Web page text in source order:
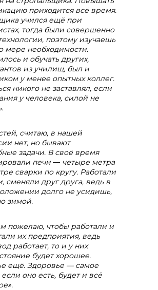
приходится всё время.
учился ещё при
тогда были совершенно
поэтому изучаешь
мере необходимости.
и обучать других,
из училищ, был и
у менее опытных коллег.
никого не заставлял, если
у человека, силой не
считаю, в нашей
нет, но бывают
задачи. В своё время
печи — четыре метра
сварки по кругу. Работали
сменяли друг друга, ведь в
долго не усидишь,
зимой.
пожелаю, чтобы работали и
их предприятия, ведь
работает, то и у них
будет хорошее.
ещё. Здоровье — самое
оно есть, будет и всё